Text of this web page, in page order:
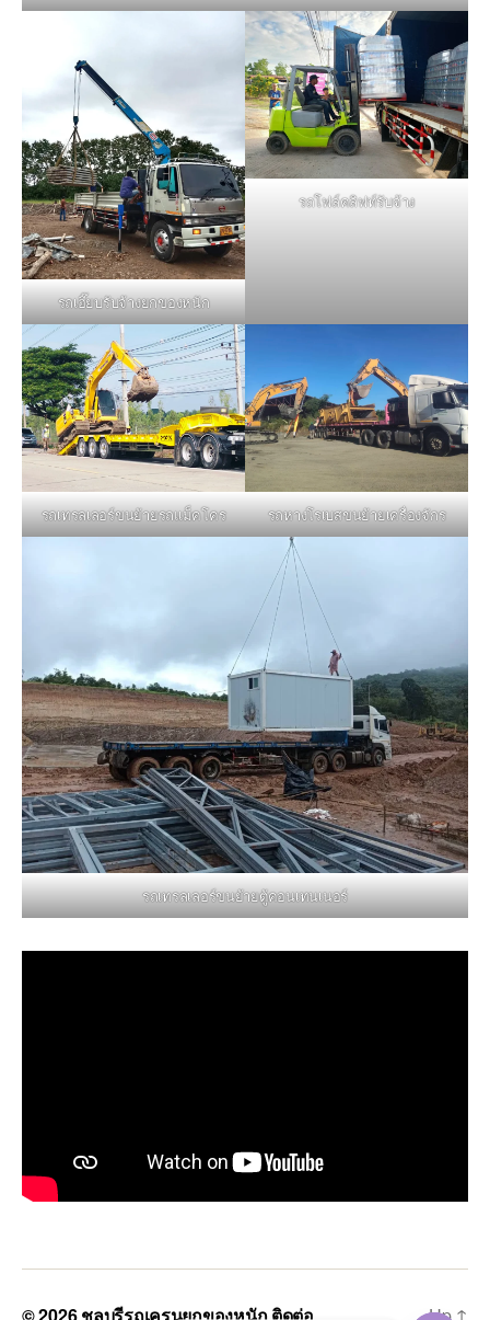
รถเฮี๊ยบรับจ้างยกของหนัก
รถโฟล์คลิฟท์รับจ้าง
รถเทรลเลอร์ขนย้ายรถแม็คโคร รถหางโรเบสขนย้ายเครื่องจักร
รถเทรลเลอร์ขนย้ายตู้คอนเทนเนอร์
© 2026ชลบุรีรถเครนยกของหนัก ติดต่อ Up ↑